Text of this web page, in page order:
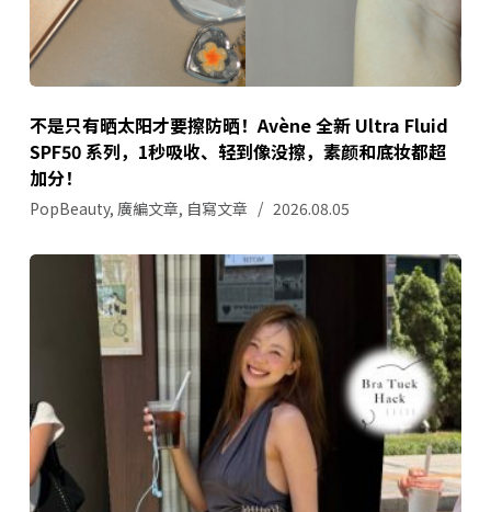
不是只有晒太阳才要擦防晒！Avène 全新 Ultra Fluid
SPF50 系列，1秒吸收、轻到像没擦，素颜和底妆都超
加分！
PopBeauty, 廣編文章, 自寫文章 2026.08.05